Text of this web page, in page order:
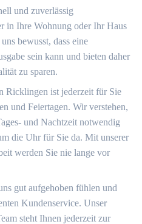
und zuverlässig
in Ihre Wohnung oder Ihr Haus
bewusst, dass eine
sein kann und bieten daher
zu sparen.
Ricklingen ist jederzeit für Sie
und Feiertagen. Wir verstehen,
und Nachtzeit notwendig
die Uhr für Sie da. Mit unserer
werden Sie nie lange vor
gut aufgehoben fühlen und
Kundenservice. Unser
steht Ihnen jederzeit zur